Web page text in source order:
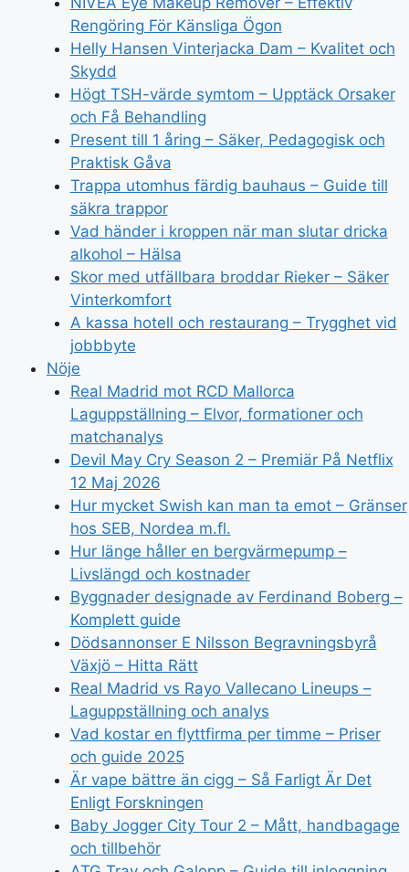
Rengöring För Känsliga Ögon
Helly Hansen Vinterjacka Dam – Kvalitet och
Skydd
Högt TSH-värde symtom – Upptäck Orsaker
och Få Behandling
Present till 1 åring – Säker, Pedagogisk och
Praktisk Gåva
Trappa utomhus färdig bauhaus – Guide till
säkra trappor
Vad händer i kroppen när man slutar dricka
alkohol – Hälsa
Skor med utfällbara broddar Rieker – Säker
Vinterkomfort
A kassa hotell och restaurang – Trygghet vid
jobbbyte
Nöje
Real Madrid mot RCD Mallorca
Laguppställning – Elvor, formationer och
matchanalys
Devil May Cry Season 2 – Premiär På Netflix
12 Maj 2026
Hur mycket Swish kan man ta emot – Gränser
hos SEB, Nordea m.fl.
Hur länge håller en bergvärmepump –
Livslängd och kostnader
Byggnader designade av Ferdinand Boberg –
Komplett guide
Dödsannonser E Nilsson Begravningsbyrå
Växjö – Hitta Rätt
Real Madrid vs Rayo Vallecano Lineups –
Laguppställning och analys
Vad kostar en flyttfirma per timme – Priser
och guide 2025
Är vape bättre än cigg – Så Farligt Är Det
Enligt Forskningen
Baby Jogger City Tour 2 – Mått, handbagage
och tillbehör